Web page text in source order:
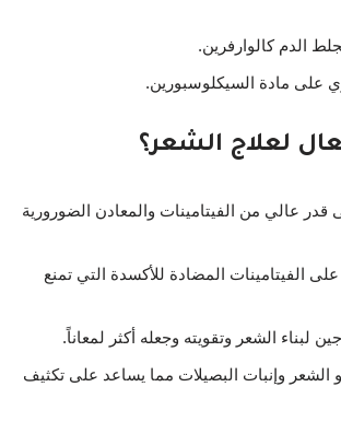
الدم كالوارفرين.
على مادة السيكلوسبورين.
لعلاج الشعر؟
قدر عالي من الفيتامينات والمعادن الضورورية
الفيتامينات المضادة للأكسدة التي تمنع
لبناء الشعر وتقويته وجعله أكثر لمعاناً.
الشعر وإنبات البصيلات مما يساعد على تكثيف